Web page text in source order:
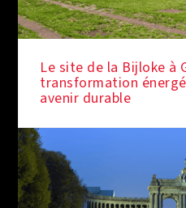
Le site de la Bijloke à
transformation
avenir durable